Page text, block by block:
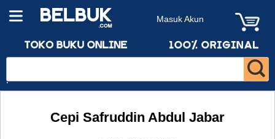
Masuk Akun
Cepi Safruddin Abdul Jabar